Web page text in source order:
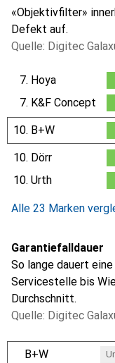
«Objektivfilter»
Defekt auf.
Quelle: Digitec
7. Hoya
%
7. K&F Concept
0.1%
10. B+W
0.2
10. Dörr
0.2
10. Urth
Alle 23 Marken
Garantiefalldauer
So lange dauert
Servicestelle bis
Durchschnitt.
Quelle: Digitec
B+W